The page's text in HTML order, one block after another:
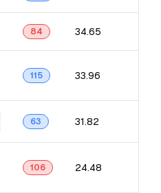
84 34.65
115 33.96
63 31.82
106 24.48